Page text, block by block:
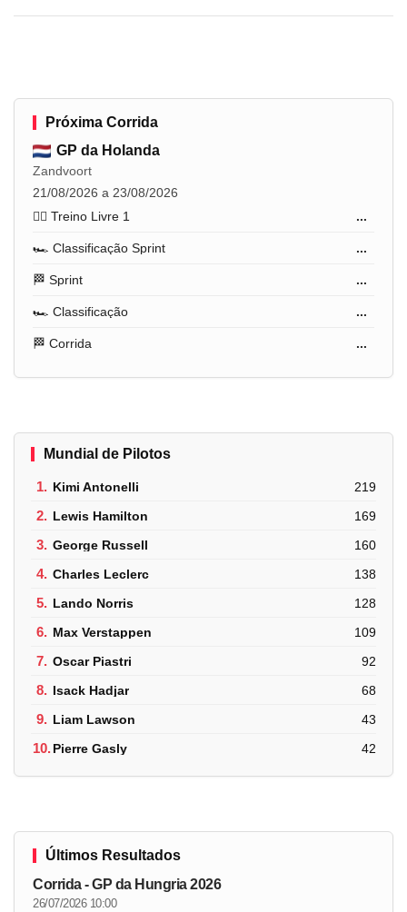
Próxima Corrida
GP da Holanda
Zandvoort
21/08/2026 a 23/08/2026
🏋️‍♂️ Treino Livre 1
...
🏎️ Classificação Sprint ...
🏁 Sprint ...
🏎️ Classificação ...
🏁 Corrida ...
Mundial de Pilotos
1. Kimi Antonelli 219
2. Lewis Hamilton 169
3. George Russell 160
4. Charles Leclerc 138
5. Lando Norris 128
6. Max Verstappen 109
7. Oscar Piastri 92
8. Isack Hadjar 68
9. Liam Lawson 43
10.Pierre Gasly 42
Últimos Resultados
Corrida - GP da Hungria 2026
26/07/2026 10:00